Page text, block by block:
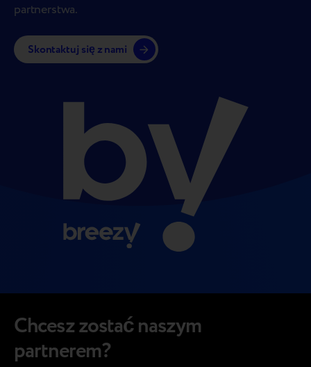
partnerstwa.
Skontaktuj się z nami
Chcesz zostać naszym
partnerem?